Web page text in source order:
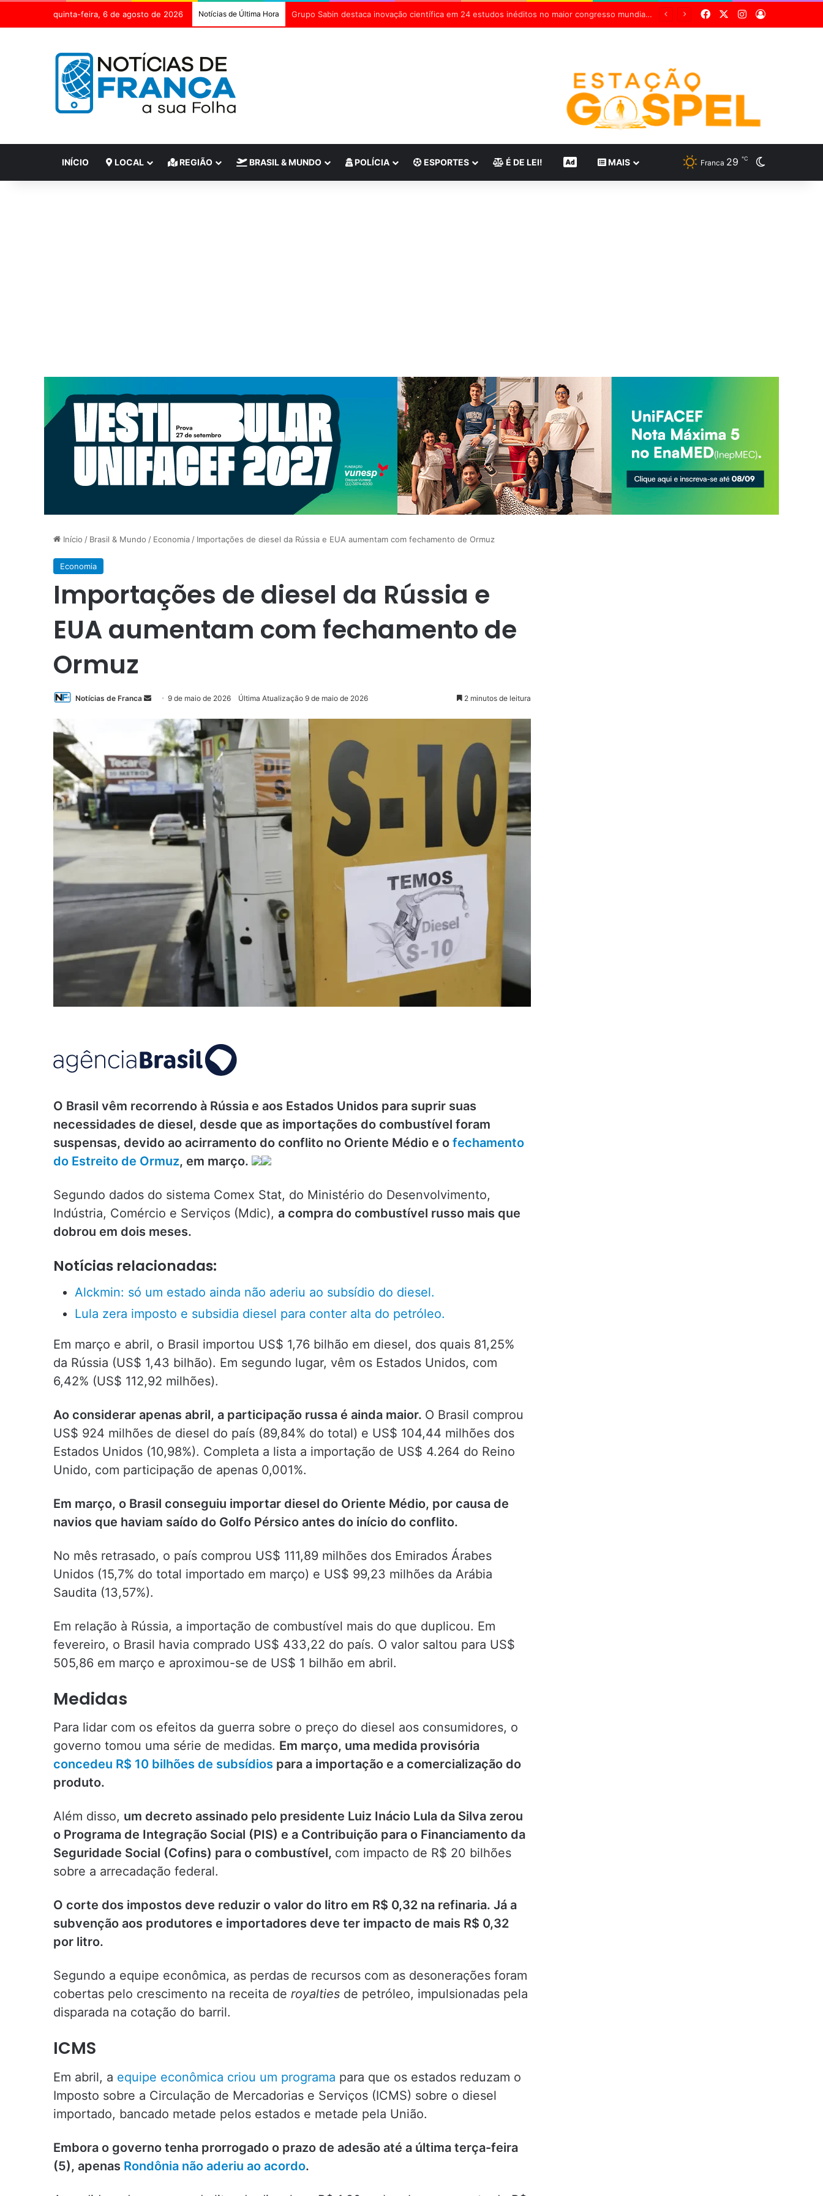
quinta-feira, 6 de agosto de 2026 Notícias de Última Hora Separados na infância, irmãos se reencontram em Franca e voltam a viver juntos após 56 anos FacebookInstagram
Entrar
INÍCIO LOCAL REGIÃO BRASIL & MUNDO POLÍCIA ESPORTES É DE LEI! CONTEÚDO DE MARCA
MAIS Franca 29 ℃
Início / Brasil & Mundo / Economia / Importações de diesel da Rússia e EUA aumentam com fechamento de Ormuz
Economia
Importações de diesel da Rússia e
EUA aumentam com fechamento de
Ormuz
Notícias de Franca
Mande
e-
mail
9 de maio de 2026 Última Atualização 9 de maio de 2026 2 minutos de leitura
O Brasil vêm recorrendo à Rússia e aos Estados Unidos para suprir suas
necessidades de diesel, desde que as importações do combustível foram
suspensas, devido ao acirramento do conflito no Oriente Médio e o fechamento
do Estreito de Ormuz, em março.
Segundo dados do sistema Comex Stat, do Ministério do Desenvolvimento,
Indústria, Comércio e Serviços (Mdic), a compra do combustível russo mais que
dobrou em dois meses.
Notícias relacionadas:
Alckmin: só um estado ainda não aderiu ao subsídio do diesel.
Lula zera imposto e subsidia diesel para conter alta do petróleo.
Em março e abril, o Brasil importou US$ 1,76 bilhão em diesel, dos quais 81,25%
da Rússia (US$ 1,43 bilhão). Em segundo lugar, vêm os Estados Unidos, com
6,42% (US$ 112,92 milhões).
Ao considerar apenas abril, a participação russa é ainda maior. O Brasil comprou
US$ 924 milhões de diesel do país (89,84% do total) e US$ 104,44 milhões dos
Estados Unidos (10,98%). Completa a lista a importação de US$ 4.264 do Reino
Unido, com participação de apenas 0,001%.
Em março, o Brasil conseguiu importar diesel do Oriente Médio, por causa de
navios que haviam saído do Golfo Pérsico antes do início do conflito.
No mês retrasado, o país comprou US$ 111,89 milhões dos Emirados Árabes
Unidos (15,7% do total importado em março) e US$ 99,23 milhões da Arábia
Saudita (13,57%).
Em relação à Rússia, a importação de combustível mais do que duplicou. Em
fevereiro, o Brasil havia comprado US$ 433,22 do país. O valor saltou para US$
505,86 em março e aproximou-se de US$ 1 bilhão em abril.
Medidas
Para lidar com os efeitos da guerra sobre o preço do diesel aos consumidores, o
governo tomou uma série de medidas. Em março, uma medida provisória
concedeu R$ 10 bilhões de subsídios para a importação e a comercialização do
produto.
Além disso, um decreto assinado pelo presidente Luiz Inácio Lula da Silva zerou
o Programa de Integração Social (PIS) e a Contribuição para o Financiamento da
Seguridade Social (Cofins) para o combustível, com impacto de R$ 20 bilhões
sobre a arrecadação federal.
O corte dos impostos deve reduzir o valor do litro em R$ 0,32 na refinaria. Já a
subvenção aos produtores e importadores deve ter impacto de mais R$ 0,32
por litro.
Segundo a equipe econômica, as perdas de recursos com as desonerações foram
cobertas pelo crescimento na receita de royalties de petróleo, impulsionadas pela
disparada na cotação do barril.
ICMS
Em abril, a equipe econômica criou um programa para que os estados reduzam o
Imposto sobre a Circulação de Mercadorias e Serviços (ICMS) sobre o diesel
importado, bancado metade pelos estados e metade pela União.
Embora o governo tenha prorrogado o prazo de adesão até a última terça-feira
(5), apenas Rondônia não aderiu ao acordo.